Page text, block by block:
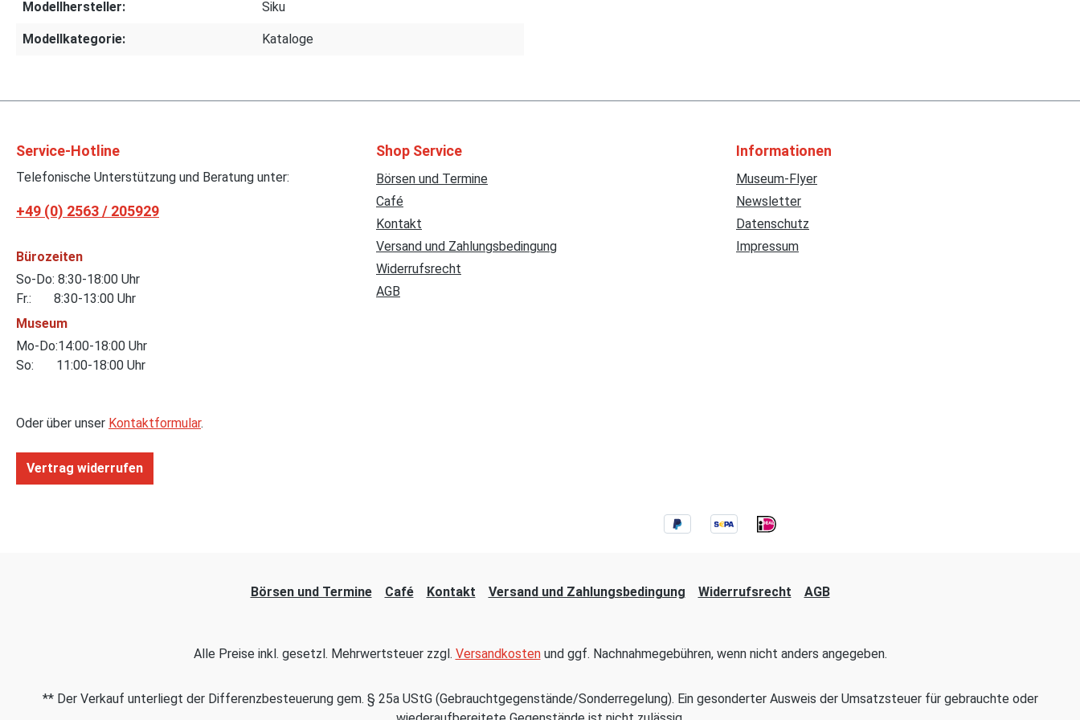
Modellhersteller: Siku
Modellkategorie: Kataloge
Service-Hotline
Telefonische Unterstützung und Beratung unter:
+49 (0) 2563 / 205929
Bürozeiten
So-Do: 8:30-18:00 Uhr
Fr.: 8:30-13:00 Uhr
Museum
Mo-Do:14:00-18:00 Uhr
So: 11:00-18:00 Uhr
Oder über unser Kontaktformular.
Vertrag widerrufen
Shop Service
Börsen und Termine
Café
Kontakt
Versand und Zahlungsbedingung
Widerrufsrecht
AGB
Informationen
Museum-Flyer
Newsletter
Datenschutz
Impressum
Börsen und Termine Café Kontakt Versand und Zahlungsbedingung Widerrufsrecht AGB
Alle Preise inkl. gesetzl. Mehrwertsteuer zzgl. Versandkostenund ggf. Nachnahmegebühren, wenn nicht anders angegeben.
** Der Verkauf unterliegt der Differenzbesteuerung gem. § 25a UStG (Gebrauchtgegenstände/Sonderregelung). Ein gesonderter Ausweis der Umsatzsteuer für gebrauchte oder